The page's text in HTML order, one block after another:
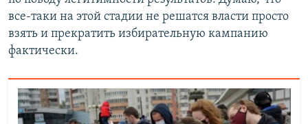
все-таки на этой стадии не решатся власти просто
взять и прекратить избирательную кампанию
фактически.